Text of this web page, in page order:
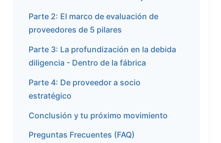
Parte 2: El marco de evaluación de
proveedores de 5 pilares
Parte 3: La profundización en la debida
diligencia - Dentro de la fábrica
Parte 4: De proveedor a socio
estratégico
Conclusión y tu próximo movimiento
Preguntas Frecuentes (FAQ)